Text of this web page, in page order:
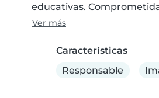
educativas.
Ver más
Características
Responsable